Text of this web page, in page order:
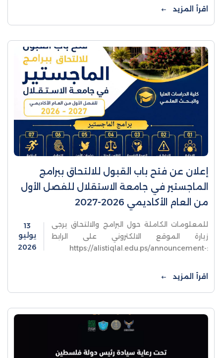
للالتحاق ببرامج البكالوريوس والدبلوم المتوسط
للعام الأكاديمي 2026/2027،
اقرأ المزيد
إعلان عن فتح باب القبول للالتحاق ببرامج
الماجستير في جامعة الاستقلال للفصل الأول
من العام الأكاديمي 2026-2027
للمعلومات الكاملة حول البرامج والالتحاق يرجى
زيارة الموقع الالكتروني على الرابط
:https://alistiqlal.edu.ps/announcement-
13
يوليو
2026
اقرأ المزيد